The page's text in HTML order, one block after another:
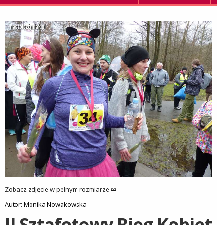
Zobacz zdjęcie w pełnym rozmiarze
Autor: Monika Nowakowska